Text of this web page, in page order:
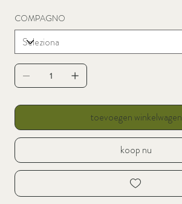
COMPAGNO
toevoegen winkelwagen
koop nu